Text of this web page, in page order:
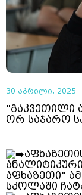
30 აპრილი, 2025
"გაკვეთილი
ორ საჯარო
აფხაზეთი"
სკოლაში